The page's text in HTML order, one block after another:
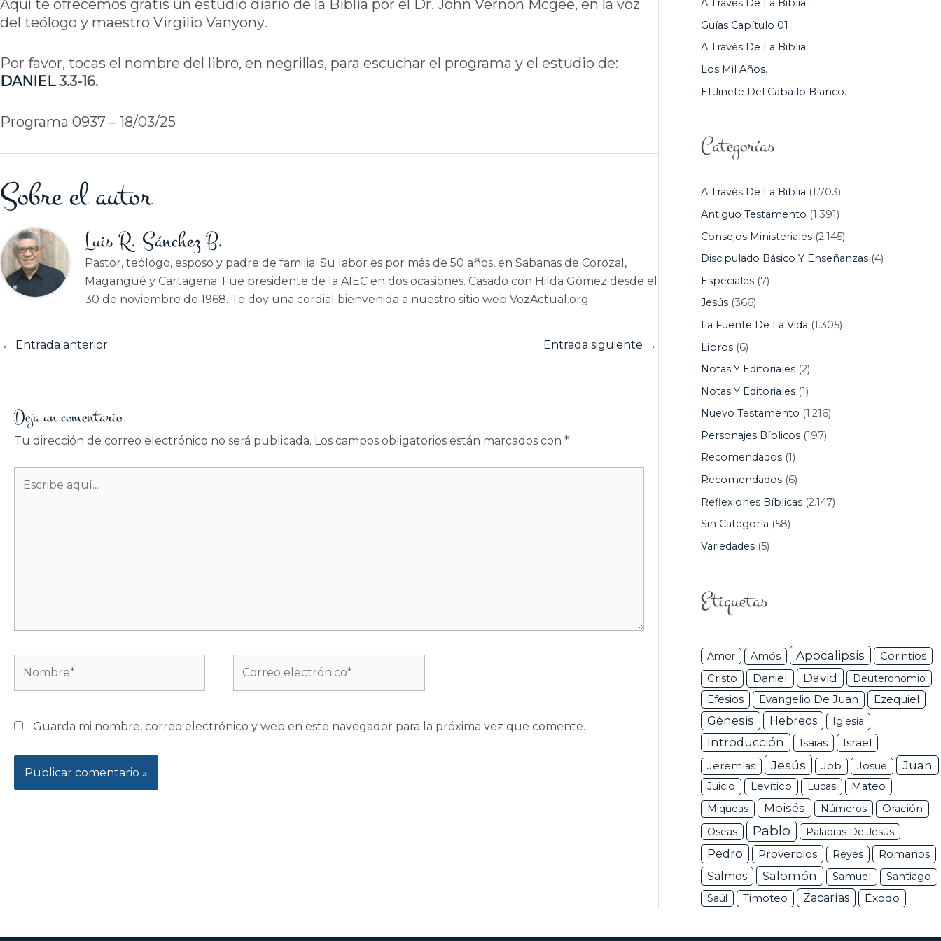
Aquí te ofrecemos gratis un estudio diario de la Biblia por el Dr. John Vernon Mcgee, en la voz
del teólogo y maestro Virgilio Vanyony.
Por favor, tocas el nombre del libro, en negrillas, para escuchar el programa y el estudio de:
DANIEL3.3-16.
Programa 0937 – 18/03/25
Sobre el autor
Luis R. Sánchez B.
Pastor, teólogo, esposo y padre de familia. Su labor es por más de 50 años, en Sabanas de Corozal,
Magangué y Cartagena. Fue presidente de la AIEC en dos ocasiones. Casado con Hilda Gómez desde el
30 de noviembre de 1968. Te doy una cordial bienvenida a nuestro sitio web VozActual.org
← Entrada anterior Entrada siguiente →
Deja un comentario
Tu dirección de correo electrónico no será publicada. Los campos obligatorios están marcados con *
aquí...
electrónico*
Guarda mi nombre, correo electrónico y web en este navegador para la próxima vez que comente.
R
:
A Través De La Biblia
Guías Capítulo 01
A Través De La Biblia
Los Mil Años.
El Jinete Del Caballo Blanco.
Categorías
A Través De La Biblia (1.703)
Antiguo Testamento (1.391)
Consejos Ministeriales(2.145)
Discipulado Básico Y Enseñanzas(4)
Especiales(7)
Jesús(366)
La Fuente De La Vida (1.305)
Libros(6)
Notas Y Editoriales(2)
Notas Y Editoriales(1)
Nuevo Testamento (1.216)
Personajes Bíblicos(197)
Recomendados(1)
Recomendados(6)
Reflexiones Bíblicas(2.147)
Sin Categoría (58)
Variedades(5)
Etiquetas
Amor Amós Apocalipsis Corintios
Cristo Daniel David Deuteronomio
Efesios Evangelio De Juan Ezequiel
Génesis Hebreos Iglesia
Introducción Isaias Israel
Jeremías Jesús Job Josué Juan
Juicio Levítico Lucas
Mateo
Miqueas
Moisés Números
Oración
Oseas
Pablo Palabras De Jesús
Pedro Proverbios Reyes
Romanos
Salmos
Salomón Samuel
Santiago
Saúl
Timoteo Zacarías Éxodo